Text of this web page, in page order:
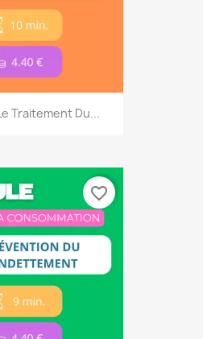
Traitement Du...
favorite_border